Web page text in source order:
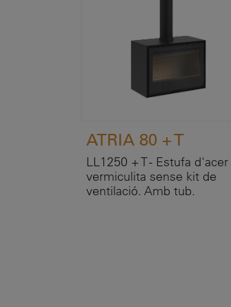
ATRIA 80 + T
LL1250 + T - Estufa d'acer
vermiculita sense kit de
ventilació. Amb tub.